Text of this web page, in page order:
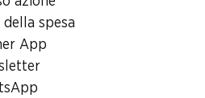
della spesa
App